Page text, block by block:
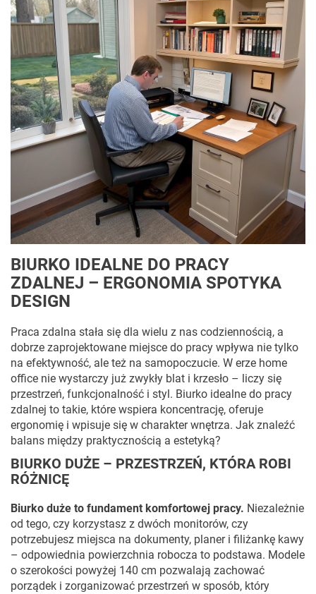
BIURKO IDEALNE DO PRACY
ZDALNEJ – ERGONOMIA SPOTYKA
DESIGN
Praca zdalna stała się dla wielu z nas codziennością, a
dobrze zaprojektowane miejsce do pracy wpływa nie tylko
na efektywność, ale też na samopoczucie. W erze home
office nie wystarczy już zwykły blat i krzesło – liczy się
przestrzeń, funkcjonalność i styl. Biurko idealne do pracy
zdalnej to takie, które wspiera koncentrację, oferuje
ergonomię i wpisuje się w charakter wnętrza. Jak znaleźć
balans między praktycznością a estetyką?
BIURKO DUŻE – PRZESTRZEŃ, KTÓRA ROBI
RÓŻNICĘ
Biurko duże to fundament komfortowej pracy. Niezależnie
od tego, czy korzystasz z dwóch monitorów, czy
potrzebujesz miejsca na dokumenty, planer i filiżankę kawy
– odpowiednia powierzchnia robocza to podstawa. Modele
o szerokości powyżej 140 cm pozwalają zachować
porządek i zorganizować przestrzeń w sposób, który